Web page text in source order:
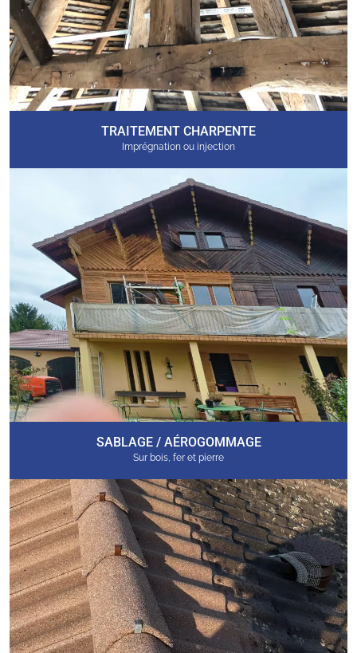
TRAITEMENT CHARPENTE
Imprégnation ou injection
SABLAGE / AÉROGOMMAGE
Sur bois, fer et pierre